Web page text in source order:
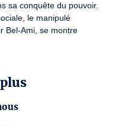
sa conquête du pouvoir.
le manipulé
Bel-Ami, se montre